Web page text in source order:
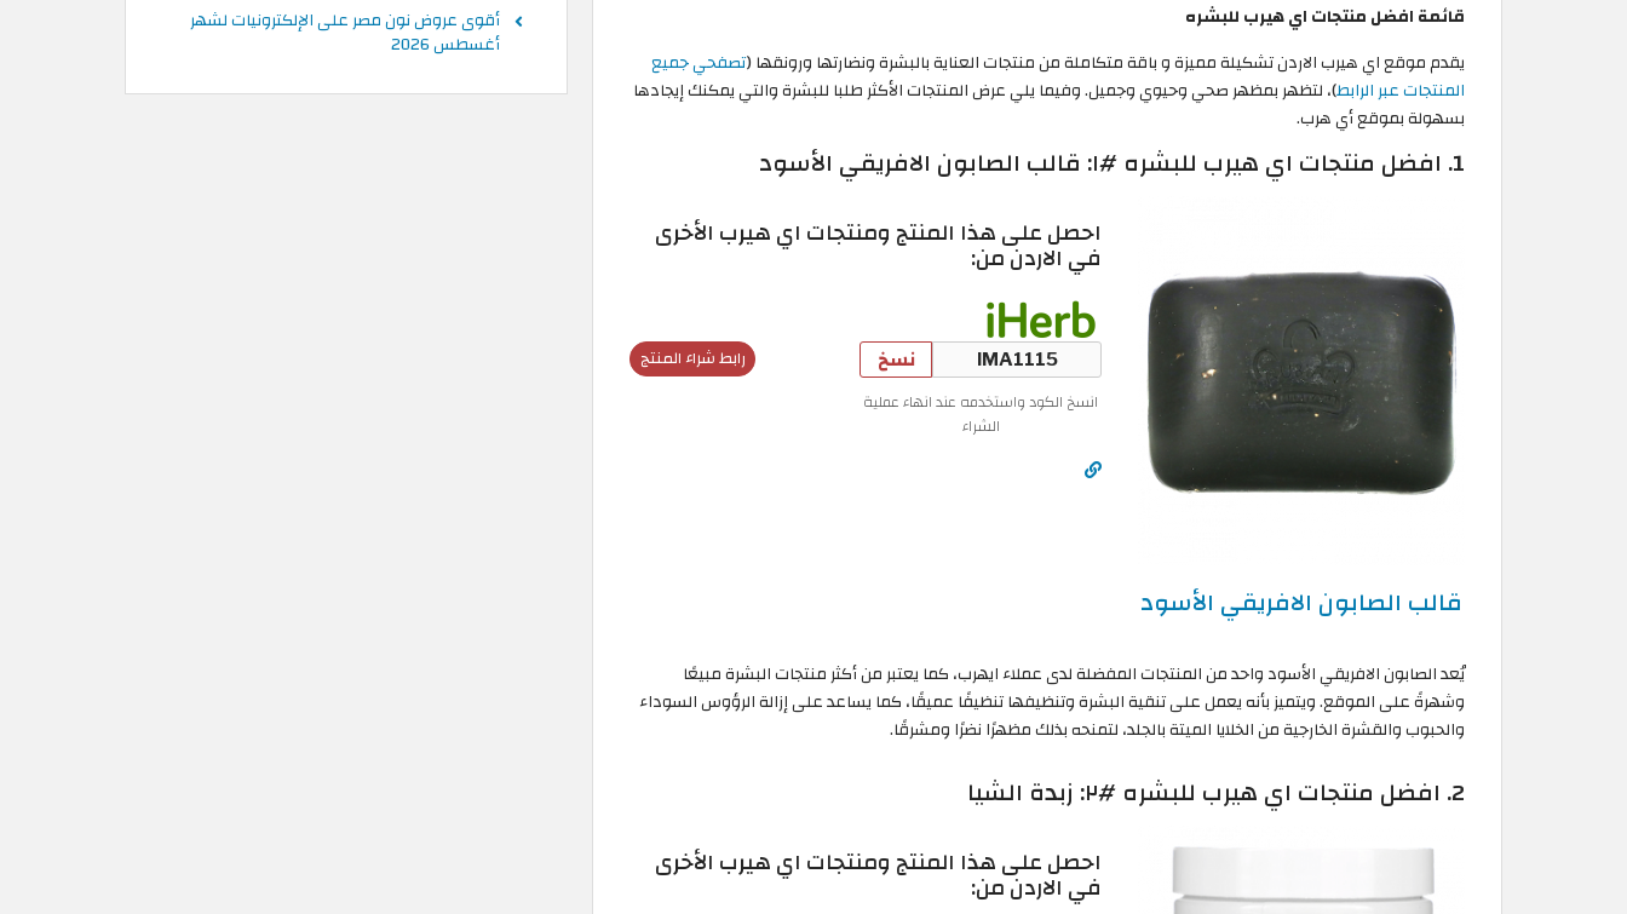
قائمة افضل منتجات اي هيرب للبشره
يقدم موقع اي هيرب الاردن تشكيلة مميزة و باقة متكاملة من منتجات العناية بالبشرة ونضارتها ورونقها (تصفحي جميع
المنتجات عبر الرابط)، لتظهر بمظهر صحي وحيوي وجميل. وفيما يلي عرض المنتجات الأكثر طلبا للبشرة والتي يمكنك إيجادها
بسهولة بموقع أي هرب.
1. افضل منتجات اي هيرب للبشره #١: قالب الصابون الافريقي الأسود
قالب الصابون الافريقي الأسود
احصل على هذا المنتج ومنتجات اي هيرب الأخرى
في الاردن من:
رابط شراء المنتج نسخ
انسخ الكود واستخدمه عند انهاء عملية
الشراء
يُعد الصابون الافريقي الأسود واحد من المنتجات المفضلة لدى عملاء ايهرب، كما يعتبر من أكثر منتجات البشرة مبيعًا
وشهرةً على الموقع. ويتميز بأنه يعمل على تنقية البشرة وتنظيفها تنظيفًا عميقًا، كما يساعد على إزالة الرؤوس السوداء
والحبوب والقشرة الخارجية من الخلايا الميتة بالجلد، لتمنحه بذلك مظهرًا نضرًا ومشرقًا.
2. افضل منتجات اي هيرب للبشره #٢: زبدة الشيا
احصل على هذا المنتج ومنتجات اي هيرب الأخرى
في الاردن من:
أقوى عروض نون مصر على الإلكترونيات لشهر
أغسطس 2026